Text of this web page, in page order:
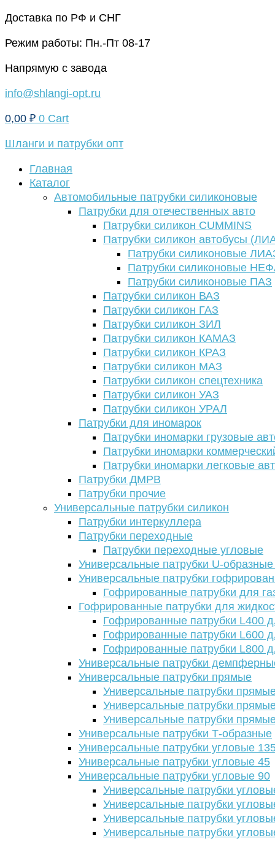
Перейти
содержимому
Доставка по РФ и СНГ
Режим работы: Пн.-Пт 08-17
Напрямую с завода
info@shlangi-opt.ru
0,00 ₽ 0 Cart
Шланги и патрубки опт
Главная
Каталог
Автомобильные патрубки силиконовые
Патрубки для отечественных авто
Патрубки силикон CUMMINS
Патрубки силикон автобусы
Патрубки силиконовые
Патрубки силиконовые
Патрубки силиконовые ПАЗ
Патрубки силикон ВАЗ
Патрубки силикон ГАЗ
Патрубки силикон ЗИЛ
Патрубки силикон КАМАЗ
Патрубки силикон КРАЗ
Патрубки силикон МАЗ
Патрубки силикон спецтехника
Патрубки силикон УАЗ
Патрубки силикон УРАЛ
Патрубки для иномарок
Патрубки иномарки грузовые
Патрубки иномарки
Патрубки иномарки легковые
Патрубки ДМРВ
Патрубки прочие
Универсальные патрубки силикон
Патрубки интеркуллера
Патрубки переходные
Патрубки переходные угловые
Универсальные патрубки U-
Универсальные патрубки
Гофрированные патрубки для
Гофрированные патрубки для
Гофрированные патрубки L400
Гофрированные патрубки L600
Гофрированные патрубки L800
Универсальные патрубки
Универсальные патрубки прямые
Универсальные патрубки
Универсальные патрубки
Универсальные патрубки
Универсальные патрубки Т-образные
Универсальные патрубки угловые
Универсальные патрубки угловые 45
Универсальные патрубки угловые 90
Универсальные патрубки
Универсальные патрубки
Универсальные патрубки
Универсальные патрубки